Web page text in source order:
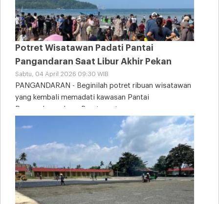
Potret Wisatawan Padati Pantai
Pangandaran Saat Libur Akhir Pekan
Sabtu, 04 April 2026 09:30 WIB
PANGANDARAN - Beginilah potret ribuan wisatawan
yang kembali memadati kawasan Pantai
Pangandaran, Jawa Barat, saat